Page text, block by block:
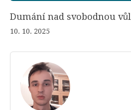
Dumání nad svobodnou
10. 10. 2025